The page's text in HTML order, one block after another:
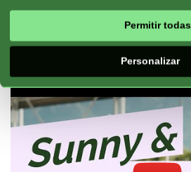
Permitir todas
Personalizar